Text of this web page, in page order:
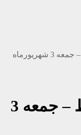
بازدید از آرامگاه حافظ – جمعه 3 شهریورماه
بازدید از آرامگاه حافظ – جمعه 3